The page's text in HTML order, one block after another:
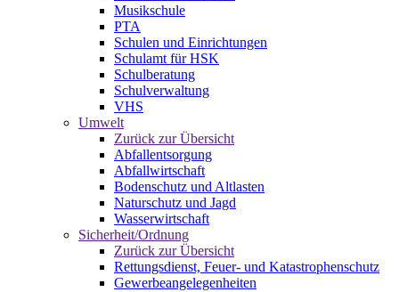
Musikschule
PTA
Schulen und Einrichtungen
Schulamt für HSK
Schulberatung
Schulverwaltung
VHS
Umwelt
Zurück zur Übersicht
Abfallentsorgung
Abfallwirtschaft
Bodenschutz und Altlasten
Naturschutz und Jagd
Wasserwirtschaft
Sicherheit/Ordnung
Zurück zur Übersicht
Rettungsdienst, Feuer- und Katastrophenschutz
Gewerbeangelegenheiten